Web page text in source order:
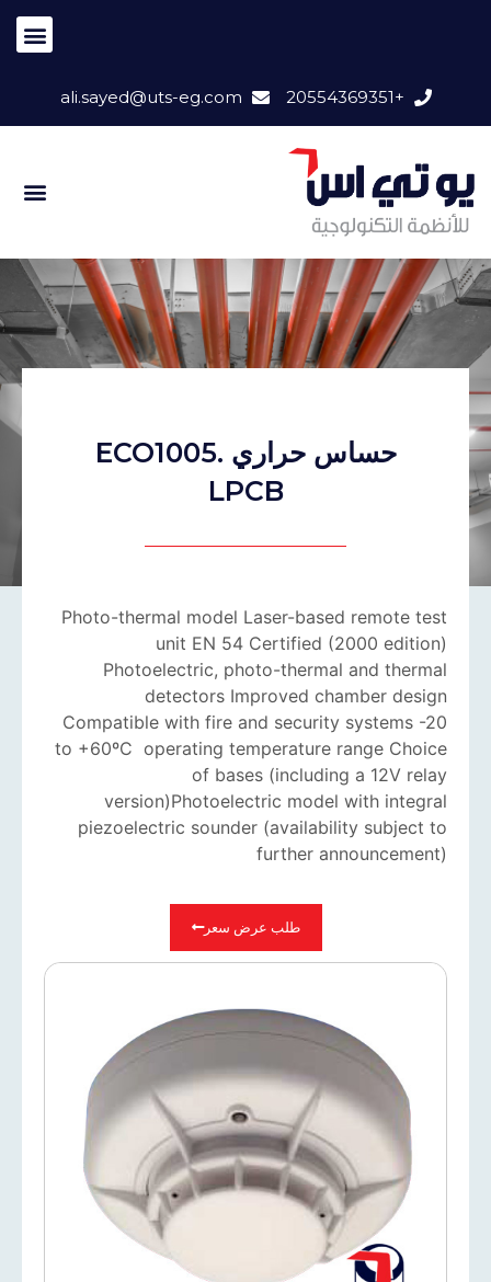
+20554369351
ali.sayed@uts-eg.com
حساس حراري ECO1005.
LPCB
Photo-thermal model Laser-based remote test
unit EN 54 Certified (2000 edition)
Photoelectric, photo-thermal and thermal
detectors Improved chamber design
Compatible with fire and security systems -20
to +60ºC operating temperature range Choice
of bases (including a 12V relay
version)Photoelectric model with integral
piezoelectric sounder (availability subject to
further announcement)
طلب عرض سعر